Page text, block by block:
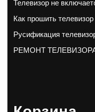
Телевизор не
Как прошить
Русификация
РЕМОНТ ТЕЛЕВИЗОРА